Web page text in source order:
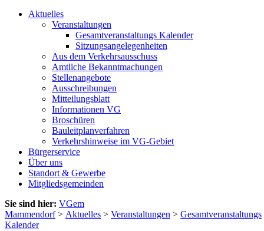
Aktuelles
Veranstaltungen
Gesamtveranstaltungs Kalender
Sitzungsangelegenheiten
Aus dem Verkehrsausschuss
Amtliche Bekanntmachungen
Stellenangebote
Ausschreibungen
Mitteilungsblatt
Informationen VG
Broschüren
Bauleitplanverfahren
Verkehrshinweise im VG-Gebiet
Bürgerservice
Über uns
Standort & Gewerbe
Mitgliedsgemeinden
Sie sind hier: VGem
Mammendorf> Aktuelles > Veranstaltungen > Gesamtveranstaltungs
Kalender